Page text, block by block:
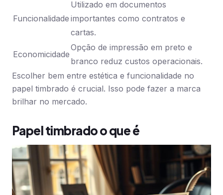
Funcionalidade
Utilizado em documentos
importantes como contratos e
cartas.
Economicidade
Opção de impressão em preto e
branco reduz custos operacionais.
Escolher bem entre estética e funcionalidade no
papel timbrado é crucial. Isso pode fazer a marca
brilhar no mercado.
Papel timbrado o que é